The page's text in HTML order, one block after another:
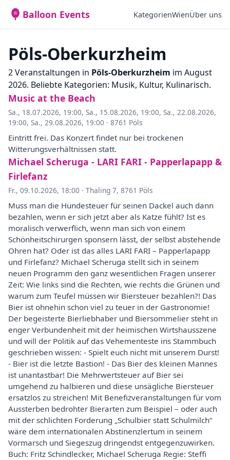
Balloon Events KategorienWienÜber uns
Pöls-Oberkurzheim
2 Veranstaltungen in Pöls-Oberkurzheim im August
2026. Beliebte Kategorien: Musik, Kultur, Kulinarisch.
Music at the Beach
Sa., 18.07.2026, 19:00, Sa., 15.08.2026, 19:00, Sa., 22.08.2026,
19:00, Sa., 29.08.2026, 19:00 · 8761 Pöls
Eintritt frei. Das Konzert findet nur bei trockenen
Witterungsverhältnissen statt.
Michael Scheruga - LARI FARI - Papperlapapp &
Firlefanz
Fr., 09.10.2026, 18:00 · Thaling 7, 8761 Pöls
Muss man die Hundesteuer für seinen Dackel auch dann
bezahlen, wenn er sich jetzt aber als Katze fühlt? Ist es
moralisch verwerflich, wenn man sich von einem
Schönheitschirurgen sponsern lässt, der selbst abstehende
Ohren hat? Oder ist das alles LARI FARI – Papperlapapp
und Firlefanz? Michael Scheruga stellt sich in seinem
neuen Programm den ganz wesentlichen Fragen unserer
Zeit: Wie links sind die Rechten, wie rechts die Grünen und
warum zum Teufel müssen wir Biersteuer bezahlen?! Das
Bier ist ohnehin schon viel zu teuer in der Gastronomie!
Der begeisterte Bierliebhaber und Biersommelier steht in
enger Verbundenheit mit der heimischen Wirtshausszene
und will der Politik auf das Vehementeste ins Stammbuch
geschrieben wissen: - Spielt euch nicht mit unserem Durst!
- Bier ist die letzte Bastion! - Das Bier des kleinen Mannes
ist unantastbar! Die Mehrwertsteuer auf Bier sei
umgehend zu halbieren und diese unsägliche Biersteuer
ersatzlos zu streichen! Mit Benefizveranstaltungen für vom
Aussterben bedrohter Bierarten zum Beispiel – oder auch
mit der schlichten Forderung „Schulbier statt Schulmilch“
wäre dem internationalen Abstinenzlertum in seinem
Vormarsch und Siegeszug dringendst entgegenzuwirken.
Buch: Fritz Schindlecker, Michael Scheruga Regie: Steffi